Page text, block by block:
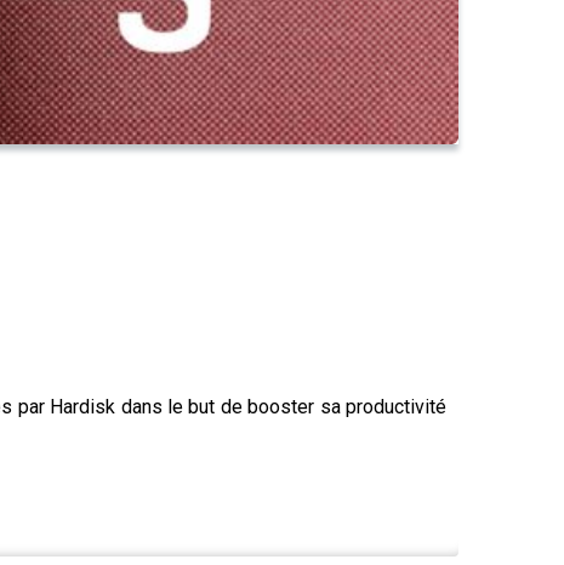
par Hardisk dans le but de booster sa productivité